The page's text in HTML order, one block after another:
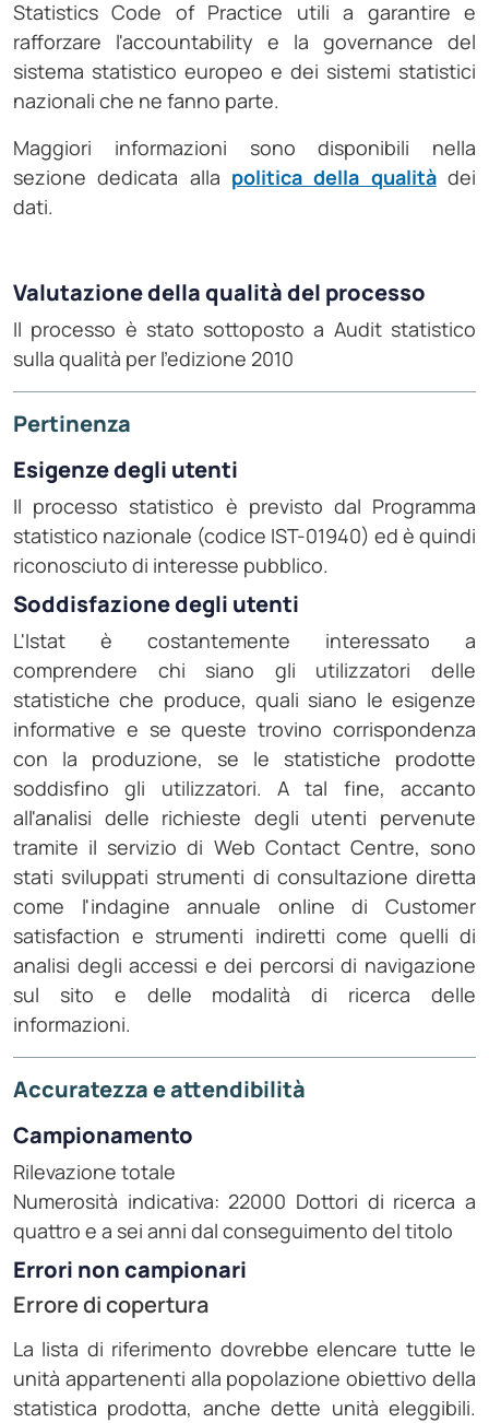
Statistics Code of Practice utili a garantire e
rafforzare l'accountability e la governance del
sistema statistico europeo e dei sistemi statistici
nazionali che ne fanno parte.
Maggiori informazioni sono disponibili nella
sezione dedicata alla politica della qualitàdei
dati.
Valutazione della qualità del processo
Il processo è stato sottoposto a Audit statistico
sulla qualità per l'edizione 2010
Pertinenza
Esigenze degli utenti
Il processo statistico è previsto dal Programma
statistico nazionale (codice IST-01940) ed è quindi
riconosciuto di interesse pubblico.
Soddisfazione degli utenti
L'Istat è costantemente interessato a
comprendere chi siano gli utilizzatori delle
statistiche che produce, quali siano le esigenze
informative e se queste trovino corrispondenza
con la produzione, se le statistiche prodotte
soddisfino gli utilizzatori. A tal fine, accanto
all'analisi delle richieste degli utenti pervenute
tramite il servizio di Web Contact Centre, sono
stati sviluppati strumenti di consultazione diretta
come l'indagine annuale online di Customer
satisfaction e strumenti indiretti come quelli di
analisi degli accessi e dei percorsi di navigazione
sul sito e delle modalità di ricerca delle
informazioni.
Accuratezza e attendibilità
Campionamento
Rilevazione totale
Numerosità indicativa: 22000 Dottori di ricerca a
quattro e a sei anni dal conseguimento del titolo
Errori non campionari
Errore di copertura
La lista di riferimento dovrebbe elencare tutte le
unità appartenenti alla popolazione obiettivo della
statistica prodotta, anche dette unità eleggibili.